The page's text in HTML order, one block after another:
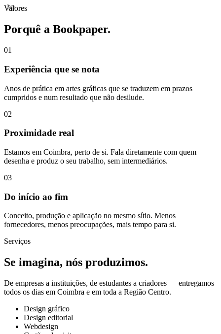
bp
Valores
Porquê a Bookpaper.
01
Experiência que se nota
Anos de prática em artes gráficas que se traduzem em prazos
cumpridos e num resultado que não desilude.
02
Proximidade real
Estamos em Coimbra, perto de si. Fala diretamente com quem
desenha e produz o seu trabalho, sem intermediários.
03
Do início ao fim
Conceito, produção e aplicação no mesmo sítio. Menos
fornecedores, menos preocupações, mais tempo para si.
Serviços
Se imagina, nós produzimos.
De empresas a instituições, de estudantes a criadores — entregamos
todos os dias em Coimbra e em toda a Região Centro.
Design gráfico
Design editorial
Webdesign